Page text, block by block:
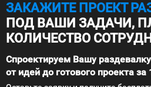
ЗАКАЖИТЕ ПРОЕКТ
ПОД ВАШИ ЗАДАЧИ,
КОЛИЧЕСТВО
Спроектируем Вашу раздевалку
от идей до готового проекта за